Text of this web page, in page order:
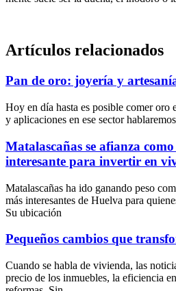
Artículos relacionados
Pan de oro: joyería y
Hoy en día hasta es posible comer oro
y aplicaciones en ese sector
Matalascañas se afianza
interesante para invertir en
Matalascañas ha ido ganando peso
más interesantes de Huelva para
Su ubicación
Pequeños cambios que
Cuando se habla de vivienda, las
precio de los inmuebles, la eficiencia